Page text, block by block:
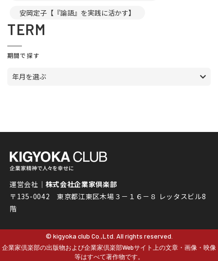
安岡定子【『論語』を実践に活かす】
TERM
期間で探す
年月を選ぶ
運営会社｜ 株式会社企業家倶楽部
〒135-0042 東京都江東区木場３－１６－８ レッタスビル8
階
© kigyoka club Co.,Ltd. All rights reserved.
企業家倶楽部の出版物および企業家倶楽部Webサイト上の文章・画像・映像
等はすべて著作物です。